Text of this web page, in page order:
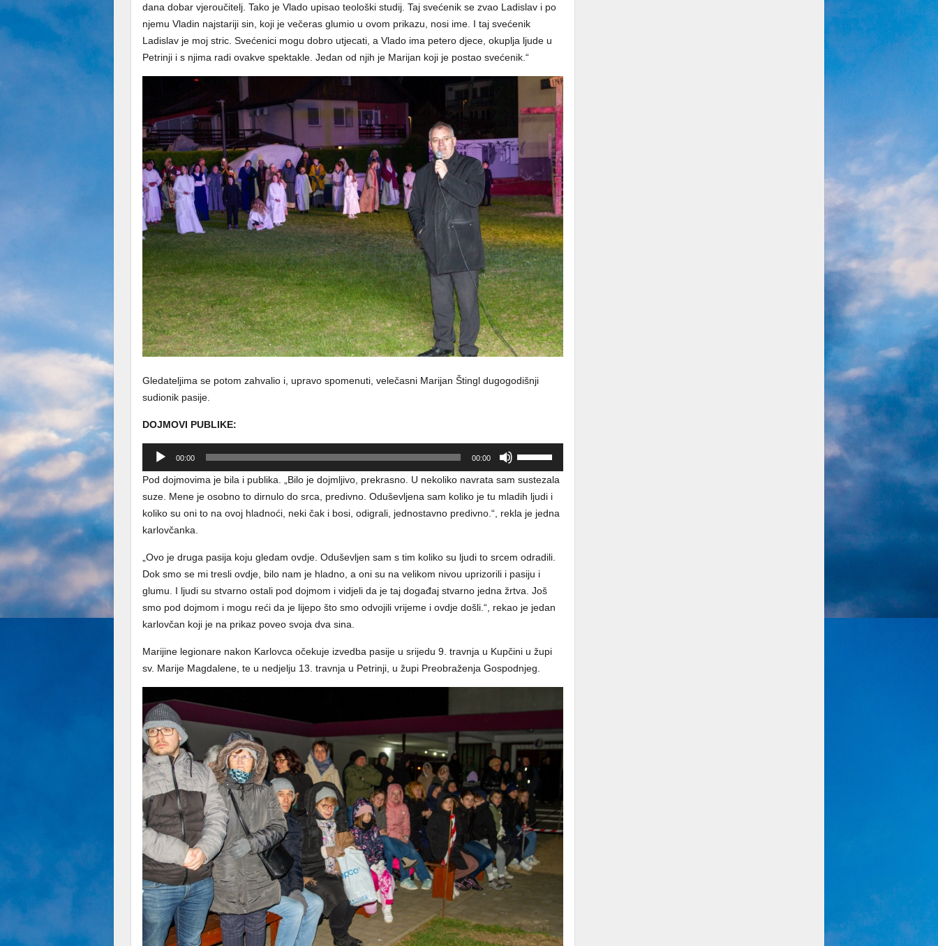
dana dobar vjeroučitelj. Tako je Vlado upisao teološki studij. Taj svećenik se zvao Ladislav i po
njemu Vladin najstariji sin, koji je večeras glumio u ovom prikazu, nosi ime. I taj svećenik
Ladislav je moj stric. Svećenici mogu dobro utjecati, a Vlado ima petero djece, okuplja ljude u
Petrinji i s njima radi ovakve spektakle. Jedan od njih je Marijan koji je postao svećenik.“
Gledateljima se potom zahvalio i, upravo spomenuti, velečasni Marijan Štingl dugogodišnji
sudionik pasije.
DOJMOVI PUBLIKE:
Reproduktor
00:00 00:00
sa
strelicama
Gore/Dolje
biste
pojačali
smanjili
Pod dojmovima je bila i publika. „Bilo je dojmljivo, prekrasno. U nekoliko navrata sam sustezala
suze. Mene je osobno to dirnulo do srca, predivno. Oduševljena sam koliko je tu mladih ljudi i
koliko su oni to na ovoj hladnoći, neki čak i bosi, odigrali, jednostavno predivno.“, rekla je jedna
karlovčanka.
„Ovo je druga pasija koju gledam ovdje. Oduševljen sam s tim koliko su ljudi to srcem odradili.
Dok smo se mi tresli ovdje, bilo nam je hladno, a oni su na velikom nivou uprizorili i pasiju i
glumu. I ljudi su stvarno ostali pod dojmom i vidjeli da je taj događaj stvarno jedna žrtva. Još
smo pod dojmom i mogu reći da je lijepo što smo odvojili vrijeme i ovdje došli.“, rekao je jedan
karlovčan koji je na prikaz poveo svoja dva sina.
Marijine legionare nakon Karlovca očekuje izvedba pasije u srijedu 9. travnja u Kupčini u župi
sv. Marije Magdalene, te u nedjelju 13. travnja u Petrinji, u župi Preobraženja Gospodnjeg.